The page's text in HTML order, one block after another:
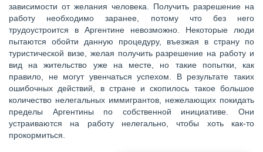
зависимости от желания человека. Получить разрешение на
работу необходимо заранее, потому что без него
трудоустроится в Аргентине невозможно. Некоторые люди
пытаются обойти данную процедуру, въезжая в страну по
туристической визе, желая получить разрешение на работу и
вид на жительство уже на месте, но такие попытки, как
правило, не могут увенчаться успехом. В результате таких
ошибочных действий, в стране и скопилось такое большое
количество нелегальных иммигрантов, нежелающих покидать
пределы Аргентины по собственной инициативе. Они
устраиваются на работу нелегально, чтобы хоть как-то
прокормиться.